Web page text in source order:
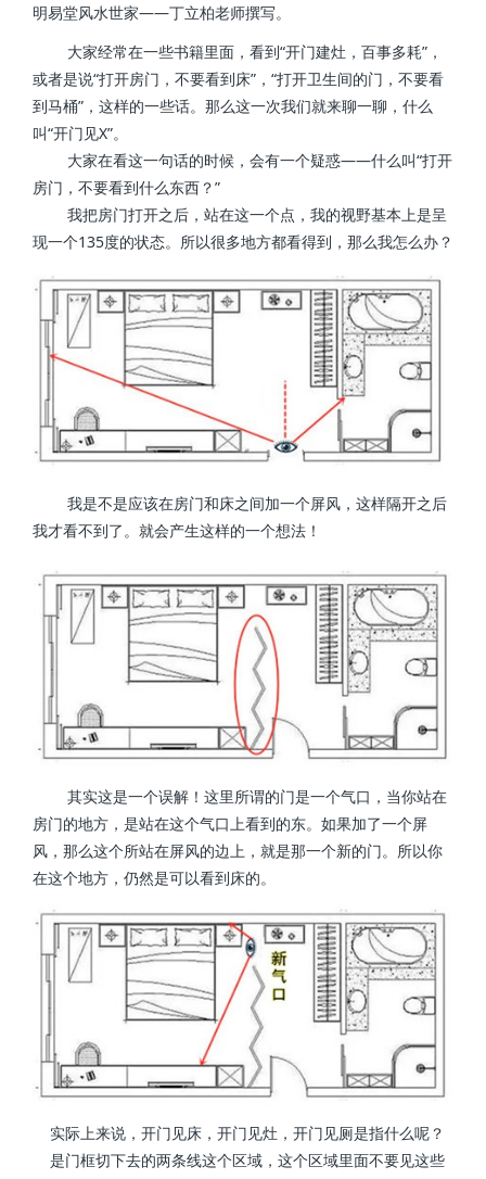
明易堂风水世家——丁立柏老师撰写。
大家经常在一些书籍里面，看到“开门建灶，百事多耗”，
或者是说“打开房门，不要看到床”，“打开卫生间的门，不要看
到马桶”，这样的一些话。那么这一次我们就来聊一聊，什么
叫“开门见X”。
大家在看这一句话的时候，会有一个疑惑——什么叫“打开
房门，不要看到什么东西？”
我把房门打开之后，站在这一个点，我的视野基本上是呈
现一个135度的状态。所以很多地方都看得到，那么我怎么办？
我是不是应该在房门和床之间加一个屏风，这样隔开之后
我才看不到了。就会产生这样的一个想法！
其实这是一个误解！这里所谓的门是一个气口，当你站在
房门的地方，是站在这个气口上看到的东。如果加了一个屏
风，那么这个所站在屏风的边上，就是那一个新的门。所以你
在这个地方，仍然是可以看到床的。
实际上来说，开门见床，开门见灶，开门见厕是指什么呢？
是门框切下去的两条线这个区域，这个区域里面不要见这些